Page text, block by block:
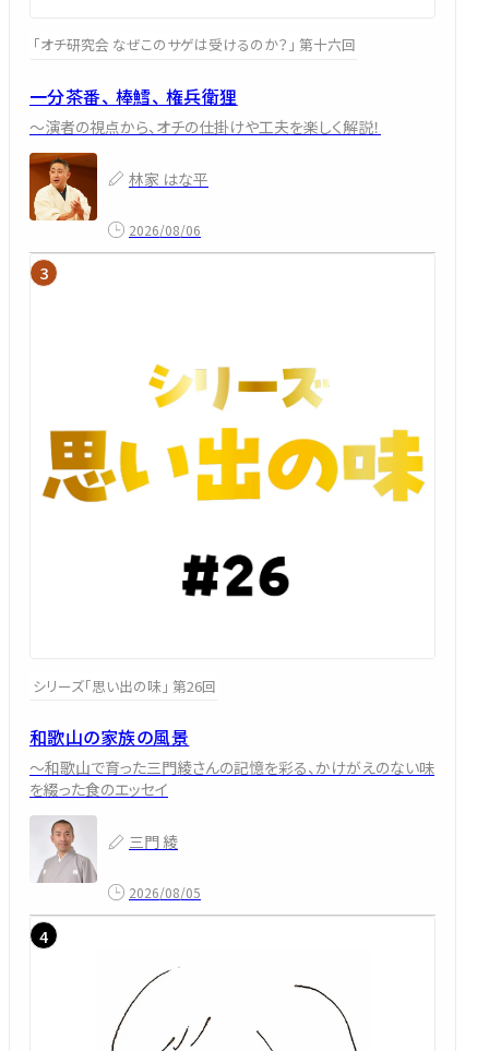
「オチ研究会 なぜこのサゲは受けるのか？」 第十六回
一分茶番、 棒鱈、 権兵衛狸
～演者の視点から、オチの仕掛けや工夫を楽しく解説！
林家 はな平
2026/08/06
シリーズ「思い出の味」 第26回
和歌山の家族の風景
～和歌山で育った三門綾さんの記憶を彩る、かけがえのない味
を綴った食のエッセイ
三門 綾
2026/08/05